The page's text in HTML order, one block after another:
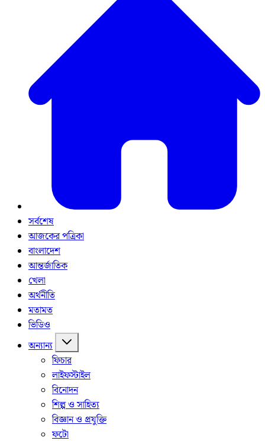
সর্বশেষ
আজকের পত্রিকা
বাংলাদেশ
আন্তর্জাতিক
খেলা
অর্থনীতি
মতামত
ভিডিও
অন্যান্য
ফিচার
লাইফস্টাইল
বিনোদন
শিল্প ও সাহিত্য
বিজ্ঞান ও প্রযুক্তি
ফটো